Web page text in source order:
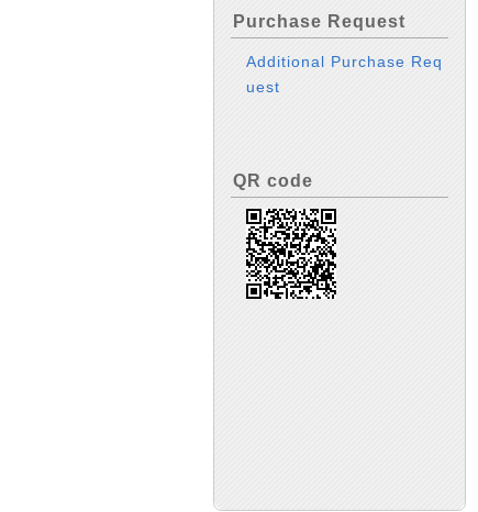
Purchase Request
Additional Purchase Req
uest
QR code